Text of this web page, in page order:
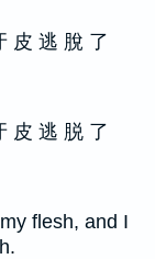
皮 逃 脫 了
皮 逃 脱 了
flesh, and I